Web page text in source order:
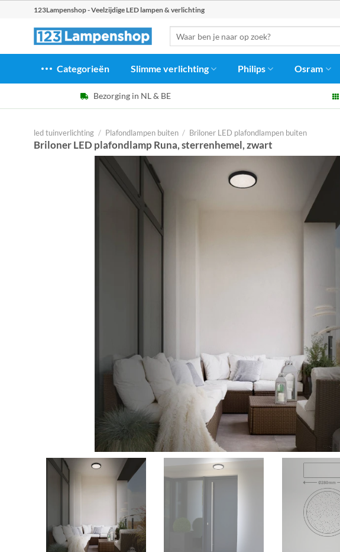
123Lampenshop - Veelzijdige LED lampen & verlichting
naar:
Categorieën Slimme verlichting Philips Osram
Bezorging in NL & BE
led tuinverlichting / Plafondlampen buiten / Briloner LED plafondlampen buiten
Briloner LED plafondlamp Runa, sterrenhemel, zwart